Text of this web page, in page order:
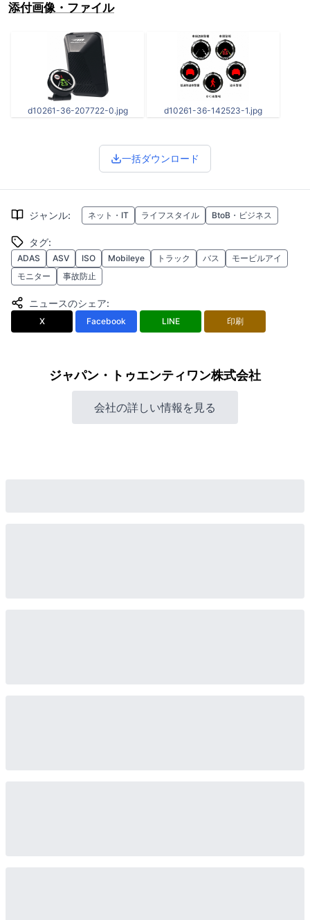
添付画像・ファイル
d10261-36-207722-0.jpg d10261-36-142523-1.jpg
一括ダウンロード
ジャンル: ネット・IT ライフスタイル BtoB・ビジネス
タグ:
ADAS ASV ISO Mobileye トラック バス
モービルアイ
モニター
事故防止
ニュースのシェア:
X Facebook LINE 印刷
ジャパン・トゥエンティワン株式会社
会社の詳しい情報を見る